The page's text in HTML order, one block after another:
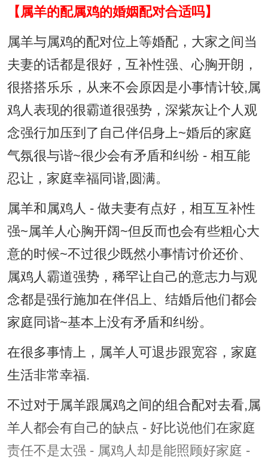
【属羊的配属鸡的婚姻配对合适吗】
属羊与属鸡的配对位上等婚配，大家之间当
夫妻的话都是很好，互补性强、心胸开朗，
很搭搭乐乐，从来不会原因是小事情计较,属
鸡人表现的很霸道很强势，深紫灰让个人观
念强行加压到了自己伴侣身上~婚后的家庭
气氛很与谐~很少会有矛盾和纠纷 - 相互能
忍让，家庭幸福同谐,圆满。
属羊和属鸡人 - 做夫妻有点好，相互互补性
强~属羊人心胸开阔~但反而也会有些粗心大
意的时候~不过很少既然小事情讨价还价、
属鸡人霸道强势，稀罕让自己的意志力与观
念都是强行施加在伴侣上、结婚后他们都会
家庭同谐~基本上没有矛盾和纠纷。
在很多事情上，属羊人可退步跟宽容，家庭
生活非常幸福.
不过对于属羊跟属鸡之间的组合配对去看,属
羊人都会有自己的缺点 - 好比说他们在家庭
责任不是太强 - 属鸡人却是能照顾好家庭 -